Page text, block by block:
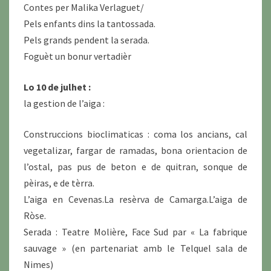
Contes per Malika Verlaguet/
Pels enfants dins la tantossada.
Pels grands pendent la serada.
Foguèt un bonur vertadièr
Lo 10 de julhet :
la gestion de l’aiga :
Construccions bioclimaticas : coma los ancians, cal
vegetalizar, fargar de ramadas, bona orientacion de
l’ostal, pas pus de beton e de quitran, sonque de
pèiras, e de tèrra.
L’aiga en Cevenas.La resèrva de Camarga.L’aiga de
Ròse.
Serada : Teatre Molière, Face Sud par « La fabrique
sauvage » (en partenariat amb le Telquel sala de
Nimes)